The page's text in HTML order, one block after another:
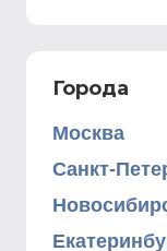
Города
Москва
Санкт-